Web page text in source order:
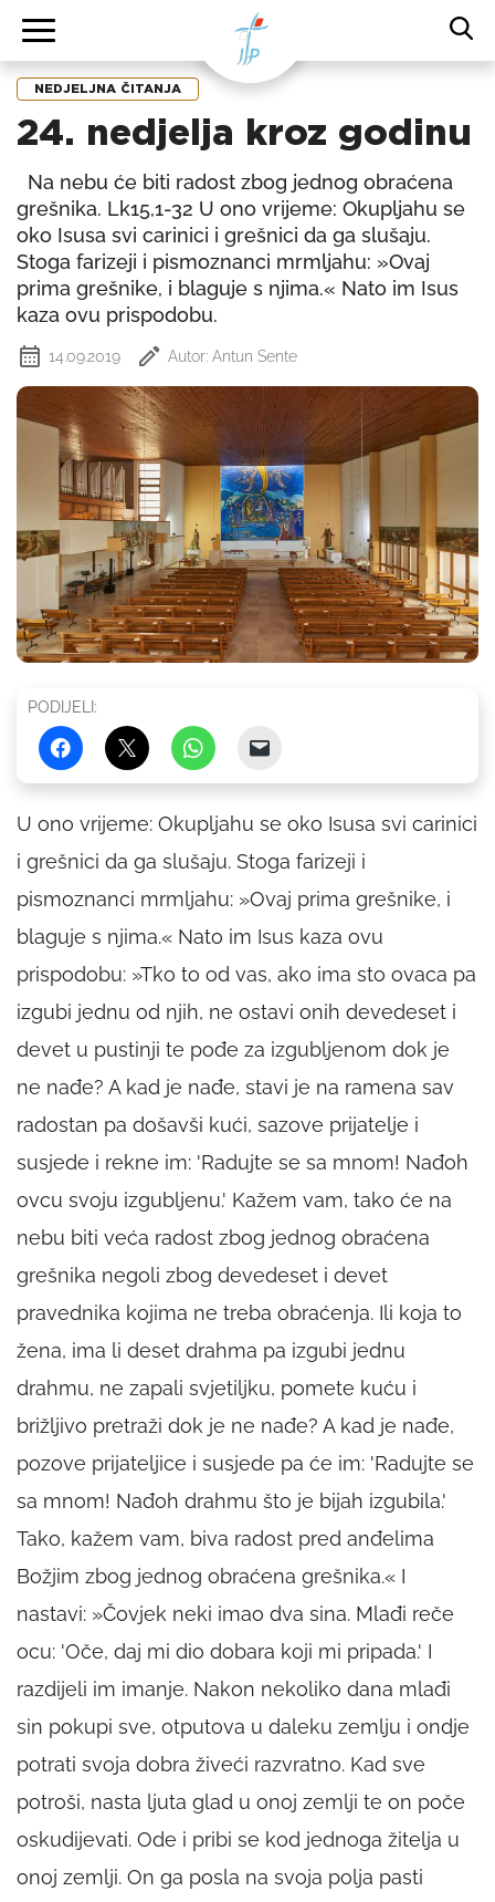
NEDJELJNA ČITANJA
24. nedjelja kroz godinu
Na nebu će biti radost zbog jednog obraćena
grešnika. Lk15,1-32 U ono vrijeme: Okupljahu se
oko Isusa svi carinici i grešnici da ga slušaju.
Stoga farizeji i pismoznanci mrmljahu: »Ovaj
prima grešnike, i blaguje s njima.« Nato im Isus
kaza ovu prispodobu.
14.09.2019 Autor: Antun Sente
PODIJELI:
U ono vrijeme: Okupljahu se oko Isusa svi carinici
i grešnici da ga slušaju. Stoga farizeji i
pismoznanci mrmljahu: »Ovaj prima grešnike, i
blaguje s njima.« Nato im Isus kaza ovu
prispodobu: »Tko to od vas, ako ima sto ovaca pa
izgubi jednu od njih, ne ostavi onih devedeset i
devet u pustinji te pođe za izgubljenom dok je
ne nađe? A kad je nađe, stavi je na ramena sav
radostan pa došavši kući, sazove prijatelje i
susjede i rekne im: 'Radujte se sa mnom! Nađoh
ovcu svoju izgubljenu.' Kažem vam, tako će na
nebu biti veća radost zbog jednog obraćena
grešnika negoli zbog devedeset i devet
pravednika kojima ne treba obraćenja. Ili koja to
žena, ima li deset drahma pa izgubi jednu
drahmu, ne zapali svjetiljku, pomete kuću i
brižljivo pretraži dok je ne nađe? A kad je nađe,
pozove prijateljice i susjede pa će im: 'Radujte se
sa mnom! Nađoh drahmu što je bijah izgubila.'
Tako, kažem vam, biva radost pred anđelima
Božjim zbog jednog obraćena grešnika.« I
nastavi: »Čovjek neki imao dva sina. Mlađi reče
ocu: 'Oče, daj mi dio dobara koji mi pripada.' I
razdijeli im imanje. Nakon nekoliko dana mlađi
sin pokupi sve, otputova u daleku zemlju i ondje
potrati svoja dobra živeći razvratno. Kad sve
potroši, nasta ljuta glad u onoj zemlji te on poče
oskudijevati. Ode i pribi se kod jednoga žitelja u
onoj zemlji. On ga posla na svoja polja pasti